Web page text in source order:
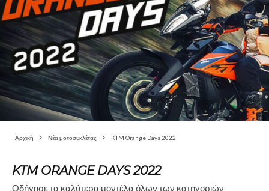
Αρχική Νέα μοτοσυκλέτας KTM Orange Days 2022
KTM ORANGE DAYS 2022
Οδήγησε τα καλύτερα μοντέλα όλων των κατηγοριών